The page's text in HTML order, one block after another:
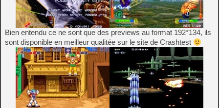
Bien entendu ce ne sont que des previews au format 192*134, ils
sont disponible en meilleur qualitée sur le site de Crashtest